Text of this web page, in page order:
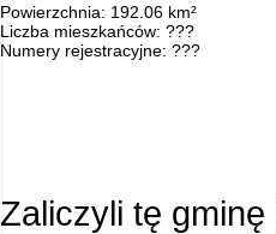
Powierzchnia: 192.06 km²
Liczba mieszkańców: ???
Numery rejestracyjne: ???
Zaliczyli tę gminę